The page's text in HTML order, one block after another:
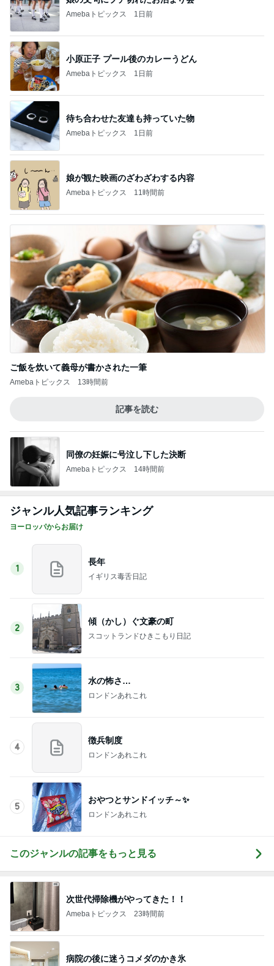
Amebaトピックス 1日前
小原正子 プール後のカレーうどん
Amebaトピックス 1日前
待ち合わせた友達も持っていた物
Amebaトピックス 1日前
娘が観た映画のざわざわする内容
Amebaトピックス 11時間前
ご飯を炊いて義母が書かされた一筆
Amebaトピックス 13時間前
記事を読む
同僚の妊娠に号泣し下した決断
Amebaトピックス 14時間前
ジャンル人気記事ランキング
ヨーロッパからお届け
1
長年
イギリス毒舌日記
2
傾（かし）ぐ文豪の町
スコットランドひきこもり日記
3
水の怖さ…
ロンドンあれこれ
4
徴兵制度
ロンドンあれこれ
5
おやつとサンドイッチ～✨
ロンドンあれこれ
このジャンルの記事をもっと見る
次世代掃除機がやってきた！！
Amebaトピックス 23時間前
病院の後に迷うコメダのかき氷